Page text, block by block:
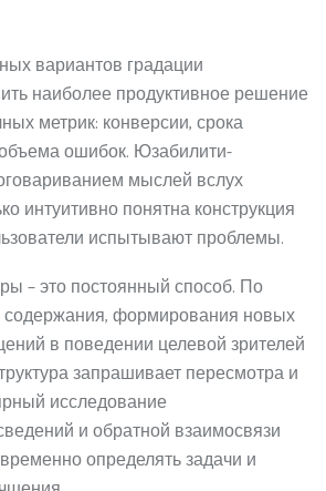
вариантов градации
наиболее продуктивное решение
метрик: конверсии, срока
ошибок. Юзабилити-
мыслей вслух
интуитивно понятна конструкция
испытывают проблемы.
– это постоянный способ. По
формирования новых
в поведении целевой зрителей
запрашивает пересмотра и
исследование
и обратной взаимосвязи
определять задачи и